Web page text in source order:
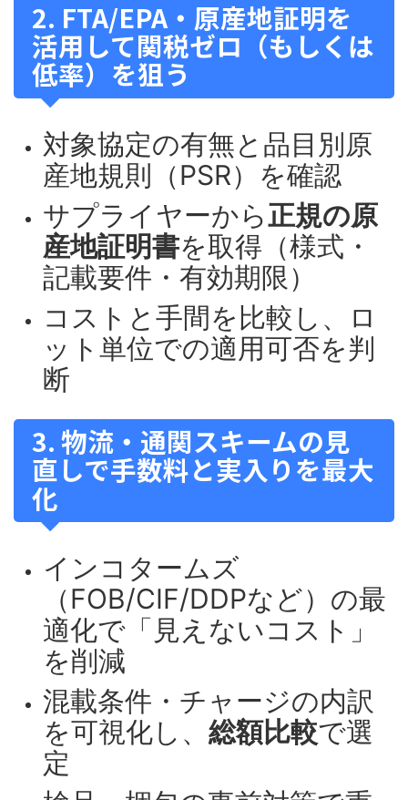
2. FTA/EPA・原産地証明を
活用して関税ゼロ（もしくは
低率）を狙う
対象協定の有無と品目別原
産地規則（PSR）を確認
サプライヤーから正規の原
産地証明書を取得（様式・
記載要件・有効期限）
コストと手間を比較し、ロ
ット単位での適用可否を判
断
3. 物流・通関スキームの見
直しで手数料と実入りを最大
化
インコタームズ
（FOB/CIF/DDPなど）の最
適化で「見えないコスト」
を削減
混載条件・チャージの内訳
を可視化し、 総額比較で選
定